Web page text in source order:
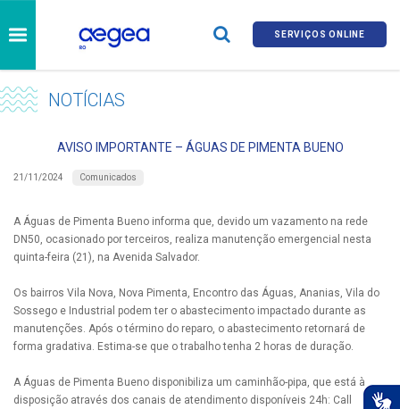
SERVIÇOS ONLINE
NOTÍCIAS
AVISO IMPORTANTE – ÁGUAS DE PIMENTA BUENO
21/11/2024 Comunicados
A Águas de Pimenta Bueno informa que, devido um vazamento na rede
DN50, ocasionado por terceiros, realiza manutenção emergencial nesta
quinta-feira (21), na Avenida Salvador.
Os bairros Vila Nova, Nova Pimenta, Encontro das Águas, Ananias, Vila do
Sossego e Industrial podem ter o abastecimento impactado durante as
manutenções. Após o término do reparo, o abastecimento retornará de
forma gradativa. Estima-se que o trabalho tenha 2 horas de duração.
A Águas de Pimenta Bueno disponibiliza um caminhão-pipa, que está à
disposição através dos canais de atendimento disponíveis 24h: Call